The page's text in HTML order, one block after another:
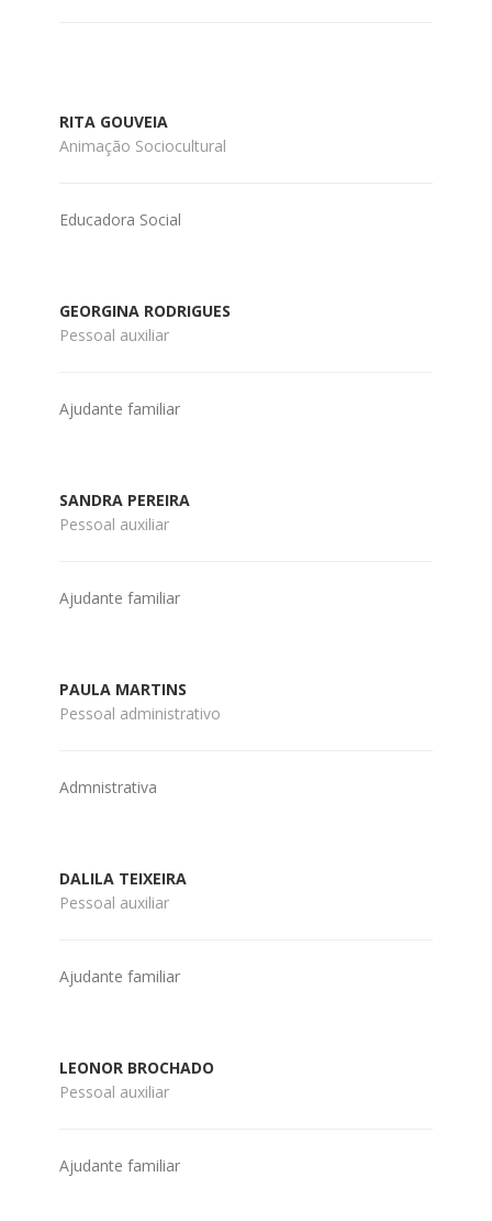
RITA GOUVEIA
Animação Sociocultural
Educadora Social
GEORGINA RODRIGUES
Pessoal auxiliar
Ajudante familiar
SANDRA PEREIRA
Pessoal auxiliar
Ajudante familiar
PAULA MARTINS
Pessoal administrativo
Admnistrativa
DALILA TEIXEIRA
Pessoal auxiliar
Ajudante familiar
LEONOR BROCHADO
Pessoal auxiliar
Ajudante familiar